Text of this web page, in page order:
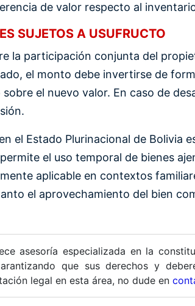
de valor respecto al
SUJETOS A USUFRUCTO
la participación conjunta del
el monto debe invertirse de
el nuevo valor. En caso de
el Estado Plurinacional de Bolivia
el uso temporal de bienes
aplicable en contextos
el aprovechamiento del bien
asesoría especializada en la
que sus derechos y
legal en esta área, no dude en